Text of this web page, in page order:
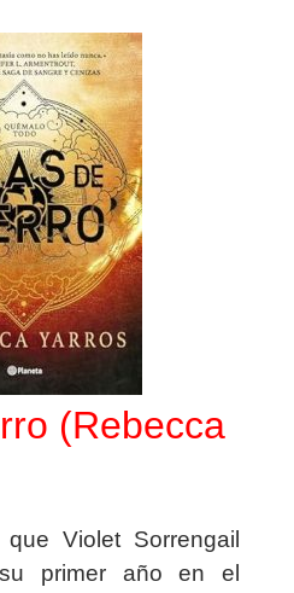
(Rebecca
Violet Sorrengail
primer año en el